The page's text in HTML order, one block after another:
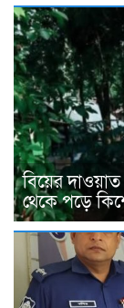
বিয়ের দাওয়াত
থেকে পড়ে